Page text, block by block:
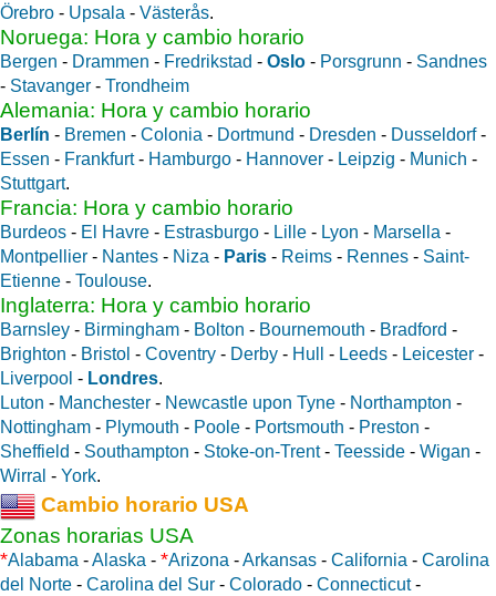
Örebro - Upsala - Västerås.
Noruega: Hora y cambio horario
Bergen - Drammen - Fredrikstad - Oslo - Porsgrunn - Sandnes
- Stavanger - Trondheim
Alemania: Hora y cambio horario
Berlín - Bremen - Colonia - Dortmund - Dresden - Dusseldorf-
Essen - Frankfurt- Hamburgo - Hannover - Leipzig - Munich -
Stuttgart.
Francia: Hora y cambio horario
Burdeos - El Havre - Estrasburgo - Lille - Lyon - Marsella -
Montpellier - Nantes - Niza - Paris - Reims - Rennes - Saint-
Etienne - Toulouse.
Inglaterra: Hora y cambio horario
Barnsley - Birmingham - Bolton - Bournemouth - Bradford -
Brighton - Bristol - Coventry - Derby - Hull - Leeds - Leicester -
Liverpool - Londres.
Luton - Manchester - Newcastle upon Tyne - Northampton -
Nottingham - Plymouth - Poole - Portsmouth - Preston -
Sheffield - Southampton - Stoke-on-Trent- Teesside - Wigan -
Wirral - York.
Cambio horario USA
Zonas horarias USA
*Alabama -Alaska - *Arizona -Arkansas - California - Carolina
del Norte - Carolina del Sur - Colorado - Connecticut-